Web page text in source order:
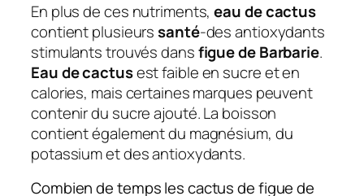
En plus de ces nutriments,eau de cactus
contient plusieurssanté-des antioxydants
stimulants trouvés dansfigue de Barbarie.
Eau de cactusest faible en sucre et en
calories, mais certaines marques peuvent
contenir du sucre ajouté. La boisson
contient également du magnésium, du
potassium et des antioxydants.
Combien de temps les cactus de figue de